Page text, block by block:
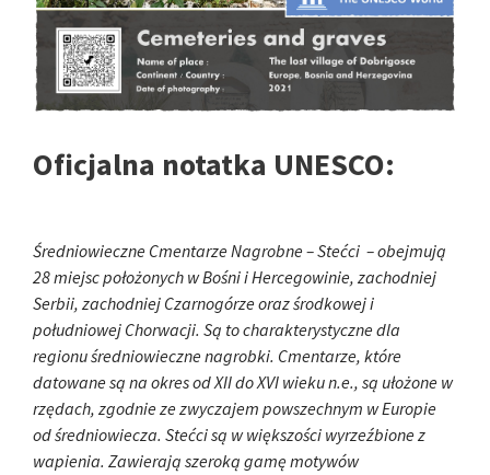
Oficjalna notatka UNESCO:
Średniowieczne Cmentarze Nagrobne – Stećci – obejmują
28 miejsc położonych w Bośni i Hercegowinie, zachodniej
Serbii, zachodniej Czarnogórze oraz środkowej i
południowej Chorwacji. Są to charakterystyczne dla
regionu średniowieczne nagrobki. Cmentarze, które
datowane są na okres od XII do XVI wieku n.e., są ułożone w
rzędach, zgodnie ze zwyczajem powszechnym w Europie
od średniowiecza. Stećci są w większości wyrzeźbione z
wapienia. Zawierają szeroką gamę motywów